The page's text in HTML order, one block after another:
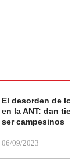
El desorden de
en la ANT: dan
ser campesinos
06/09/2023